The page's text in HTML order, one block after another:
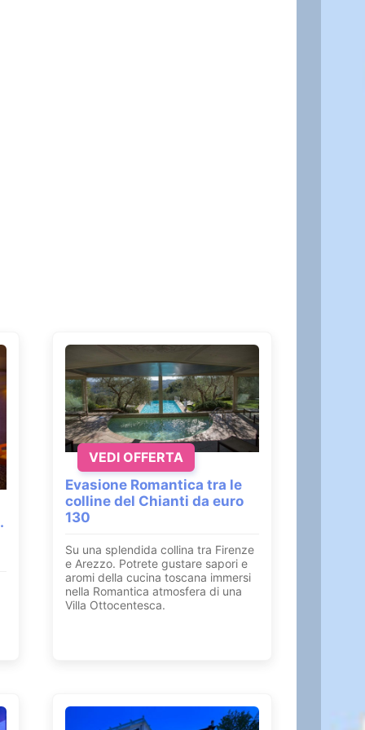
Evasione Romantica tra le
colline del Chianti da euro
130
Su una splendida collina tra Firenze
e Arezzo. Potrete gustare sapori e
aromi della cucina toscana immersi
nella Romantica atmosfera di una
Villa Ottocentesca.
VEDI OFFERTA